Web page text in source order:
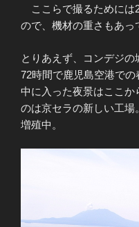
ここらで撮るためには
ので、機材の重さもあっ
とりあえず、コンデジ
72時間で鹿児島空港で
中に入った夜景はここか
のは京セラの新しい工場
増殖中。